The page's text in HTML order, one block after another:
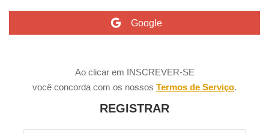
Ao clicar em INSCREVER-SE
você concorda com os nossos Termos de Serviço.
REGISTRAR